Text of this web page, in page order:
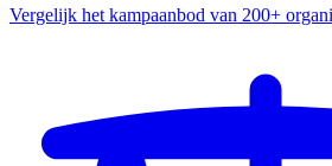
Vergelijk het kampaanbod van 200+